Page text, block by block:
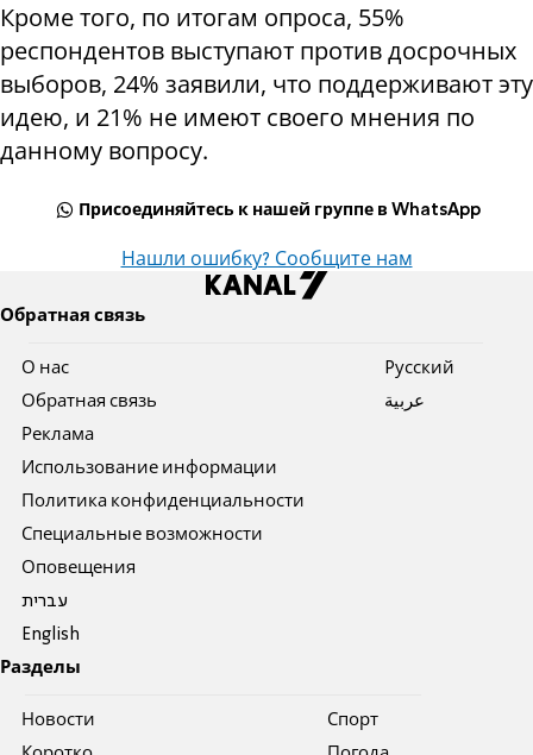
Кроме того, по итогам опроса, 55%
респондентов выступают против досрочных
выборов, 24% заявили, что поддерживают эту
идею, и 21% не имеют своего мнения по
данному вопросу.
Присоединяйтесь к нашей группе в WhatsApp
Нашли ошибку? Сообщите нам
Обратная связь
О нас
Обратная связь
Реклама
Использование информации
Политика конфиденциальности
Специальные возможности
Оповещения
עברית
English
Pусский
عربية
Разделы
Новости
Спорт